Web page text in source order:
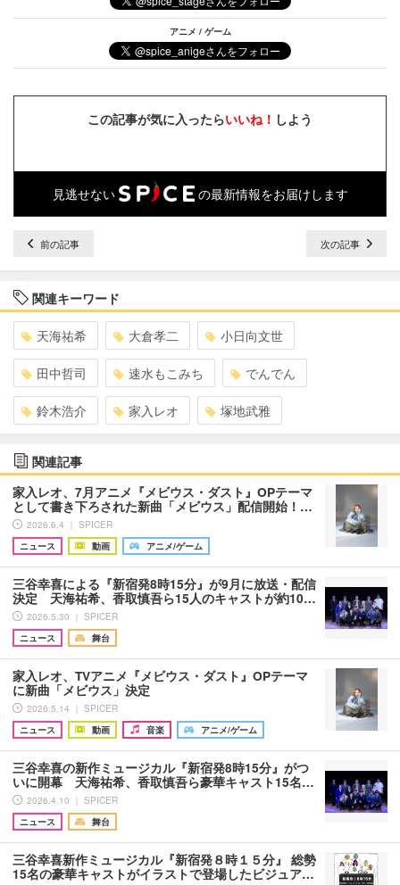
アニメ / ゲーム
この記事が気に入ったらいいね！ しよう
見逃せない の最新情報をお届けします
前の記事 次の記事
関連キーワード
天海祐希 大倉孝二 小日向文世
田中哲司 速水もこみち でんでん
鈴木浩介 家入レオ 塚地武雅
関連記事
家入レオ、7月アニメ『メビウス・ダスト』OPテーマ
として書き下ろされた新曲「メビウス」配信開始！…
2026.6.4 ｜ SPICER
ニュース
動画 アニメ/ゲーム
三谷幸喜による『新宿発8時15分』が9月に放送・配信
決定 天海祐希、香取慎吾ら15人のキャストが約10…
2026.5.30 ｜ SPICER
ニュース
舞台
家入レオ、TVアニメ『メビウス・ダスト』OPテーマ
に新曲「メビウス」決定
2026.5.14 ｜ SPICER
ニュース
動画 音楽 アニメ/ゲーム
三谷幸喜の新作ミュージカル『新宿発8時15分』がつ
いに開幕 天海祐希、香取慎吾ら豪華キャスト15名…
2026.4.10 ｜ SPICER
ニュース
舞台
三谷幸喜新作ミュージカル『新宿発８時１５分』 総勢
15名の豪華キャストがイラストで登場したビジュア…